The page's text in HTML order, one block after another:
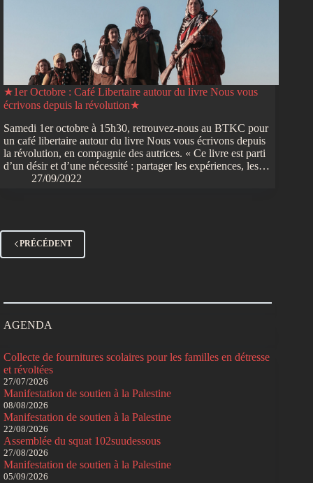
★1er Octobre : Café Libertaire autour du livre Nous vous
écrivons depuis la révolution★
Samedi 1er octobre à 15h30, retrouvez-nous au BTKC pour
un café libertaire autour du livre Nous vous écrivons depuis
la révolution, en compagnie des autrices. « Ce livre est parti
d’un désir et d’une nécessité : partager les expériences, les…
27/09/2022
PRÉCÉDENT
AGENDA
Manifestation de soutien à la Palestine
05/09/2026
Assemblée du squat 102suudessous
27/08/2026
Manifestation de soutien à la Palestine
22/08/2026
Manifestation de soutien à la Palestine
08/08/2026
Collecte de fournitures scolaires pour les familles en détresse
et révoltées
27/07/2026